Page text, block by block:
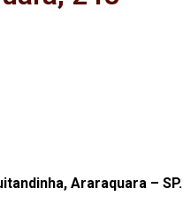
Araraquara – SP.